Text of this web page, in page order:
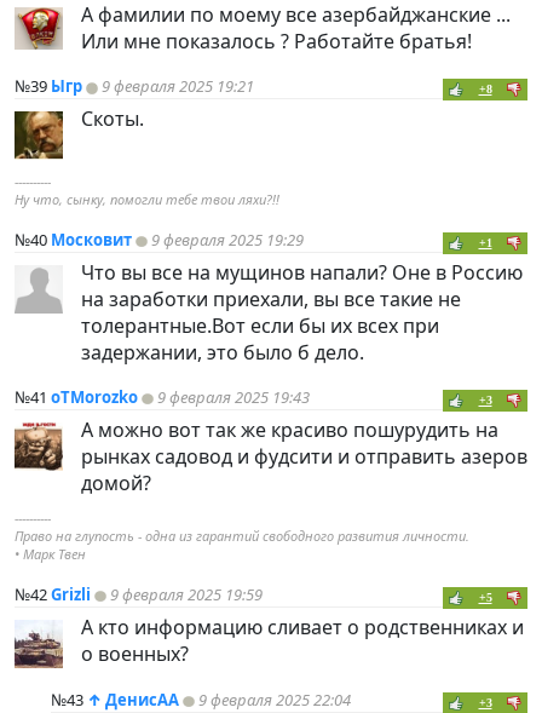
А фамилии по моему все азербайджанские ...
Или мне показалось ? Работайте братья!
№39 Ыгр 9 февраля 2025 19:21 +8
Скоты.
----------
Ну что, сынку, помогли тебе твои ляхи?!!
№40 Московит 9 февраля 2025 19:29 +1
Что вы все на мущинов напали? Оне в Россию
на заработки приехали, вы все такие не
толерантные.Вот если бы их всех при
задержании, это было б дело.
№41 oTMorozko 9 февраля 2025 19:43 +3
А можно вот так же красиво пошурудить на
рынках садовод и фудсити и отправить азеров
домой?
----------
Право на глупость - одна из гарантий свободного развития личности.
• Марк Твен
№42Grizli 9 февраля 2025 19:59 +5
А кто информацию сливает о родственниках и
о военных?
№43 ↑ ДенисАА 9 февраля 2025 22:04 +3